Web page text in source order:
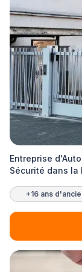
Entreprise
Sécurité dans la
+16 ans